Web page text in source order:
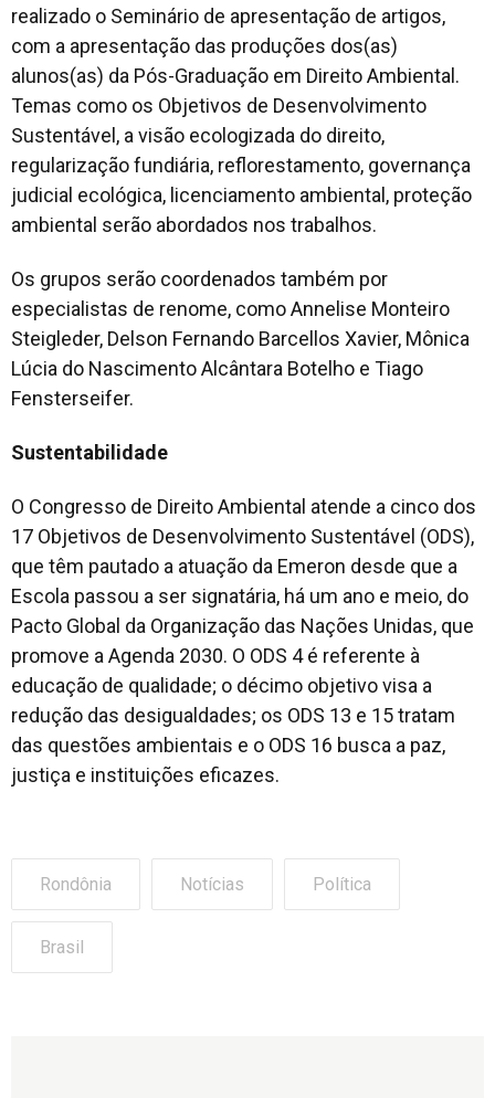
realizado o Seminário de apresentação de artigos,
com a apresentação das produções dos(as)
alunos(as) da Pós-Graduação em Direito Ambiental.
Temas como os Objetivos de Desenvolvimento
Sustentável, a visão ecologizada do direito,
regularização fundiária, reflorestamento, governança
judicial ecológica, licenciamento ambiental, proteção
ambiental serão abordados nos trabalhos.
Os grupos serão coordenados também por
especialistas de renome, como Annelise Monteiro
Steigleder, Delson Fernando Barcellos Xavier, Mônica
Lúcia do Nascimento Alcântara Botelho e Tiago
Fensterseifer.
Sustentabilidade
O Congresso de Direito Ambiental atende a cinco dos
17 Objetivos de Desenvolvimento Sustentável (ODS),
que têm pautado a atuação da Emeron desde que a
Escola passou a ser signatária, há um ano e meio, do
Pacto Global da Organização das Nações Unidas, que
promove a Agenda 2030. O ODS 4 é referente à
educação de qualidade; o décimo objetivo visa a
redução das desigualdades; os ODS 13 e 15 tratam
das questões ambientais e o ODS 16 busca a paz,
justiça e instituições eficazes.
Rondônia Notícias Política
Brasil